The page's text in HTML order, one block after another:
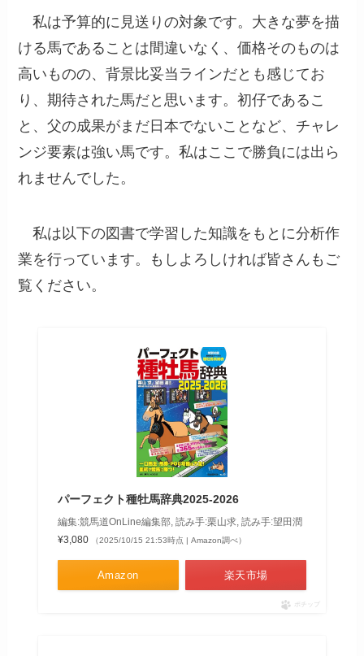
私は予算的に見送りの対象です。大きな夢を描
ける馬であることは間違いなく、価格そのものは
高いものの、背景比妥当ラインだとも感じてお
り、期待された馬だと思います。初仔であるこ
と、父の成果がまだ日本でないことなど、チャレ
ンジ要素は強い馬です。私はここで勝負には出ら
れませんでした。
私は以下の図書で学習した知識をもとに分析作
業を行っています。もしよろしければ皆さんもご
覧ください。
パーフェクト種牡馬辞典2025-2026
編集:競馬道OnLine編集部, 読み手:栗山求, 読み手:望田潤
¥3,080
（2025/10/15 21:53時点 | Amazon調べ）
Amazon 楽天市場
ポチップ